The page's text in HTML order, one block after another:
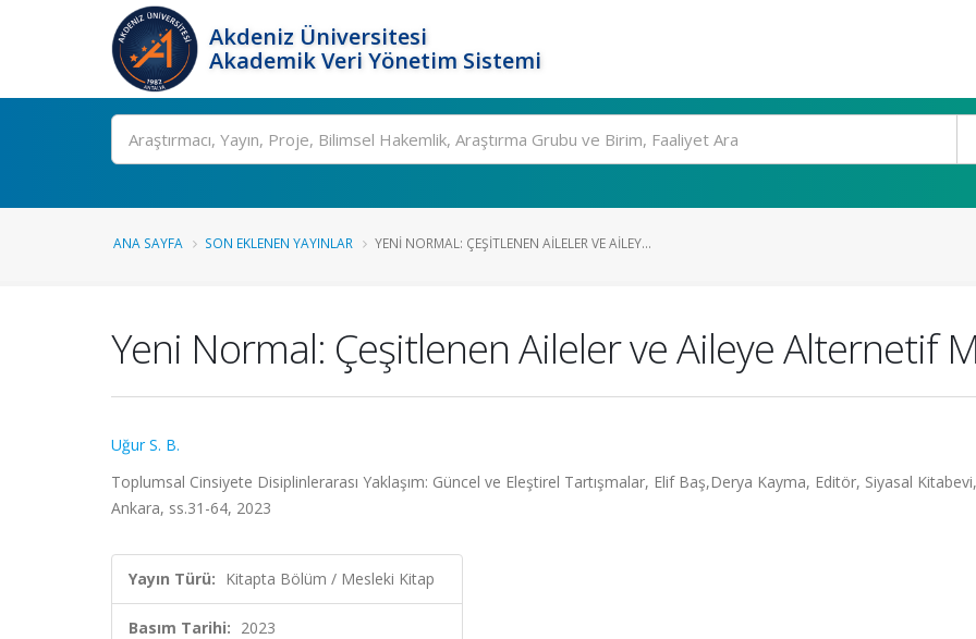
Akdeniz Üniversitesi
Akademik Veri Yönetim Sistemi
Ara
ANA SAYFA SON EKLENEN YAYINLAR YENI NORMAL: ÇEŞITLENEN AILELER VE AILEY...
Yeni Normal: Çeşitlenen Aileler ve Aileye Alternetif
Uğur S. B.
Toplumsal Cinsiyete Disiplinlerarası Yaklaşım: Güncel ve Eleştirel Tartışmalar, Elif Baş,Derya Kayma, Editör, Siyasal Kitabevi,
Ankara, ss.31-64, 2023
Yayın Türü: Kitapta Bölüm / Mesleki Kitap
Basım Tarihi: 2023